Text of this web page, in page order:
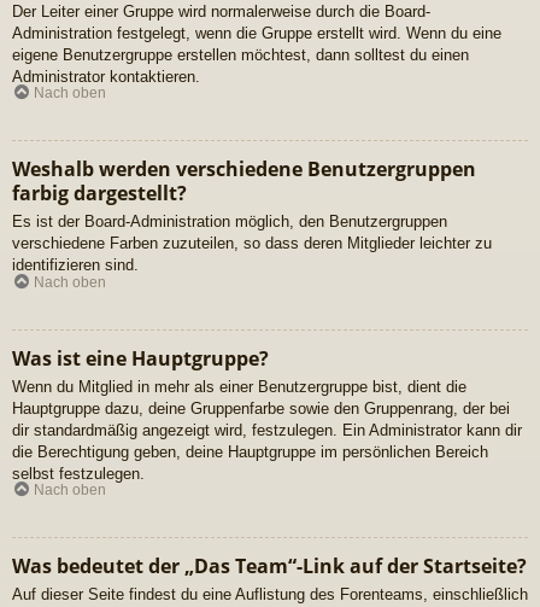
Der Leiter einer Gruppe wird normalerweise durch die Board-
Administration festgelegt, wenn die Gruppe erstellt wird. Wenn du eine
eigene Benutzergruppe erstellen möchtest, dann solltest du einen
Administrator kontaktieren.
Nach oben
Weshalb werden verschiedene Benutzergruppen
farbig dargestellt?
Es ist der Board-Administration möglich, den Benutzergruppen
verschiedene Farben zuzuteilen, so dass deren Mitglieder leichter zu
identifizieren sind.
Nach oben
Was ist eine Hauptgruppe?
Wenn du Mitglied in mehr als einer Benutzergruppe bist, dient die
Hauptgruppe dazu, deine Gruppenfarbe sowie den Gruppenrang, der bei
dir standardmäßig angezeigt wird, festzulegen. Ein Administrator kann dir
die Berechtigung geben, deine Hauptgruppe im persönlichen Bereich
selbst festzulegen.
Nach oben
Was bedeutet der „Das Team“-Link auf der Startseite?
Auf dieser Seite findest du eine Auflistung des Forenteams, einschließlich